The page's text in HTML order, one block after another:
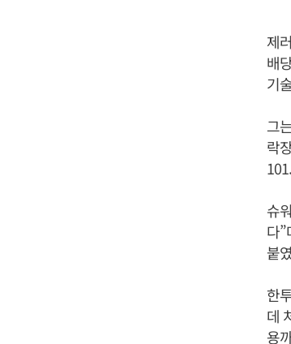
제
배
기
그
락
슈
다
붙
한
데
용